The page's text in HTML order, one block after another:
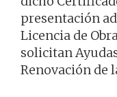
presentación
Licencia de
solicitan
Renovación de